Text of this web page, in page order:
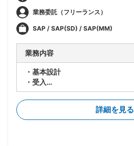
業務委託（フリーランス）
SAP / SAP(SD) / SAP(MM)
業務内容
・基本設計
・受入
・テスト実施
・移行設計
詳細を見る